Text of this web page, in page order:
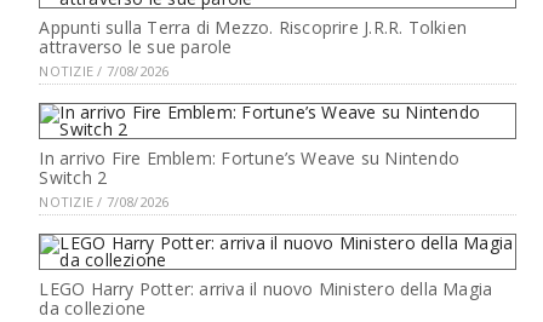
Appunti sulla Terra di Mezzo. Riscoprire J.R.R. Tolkien
attraverso le sue parole
NOTIZIE / 7/08/2026
In arrivo Fire Emblem: Fortune’s Weave su Nintendo
Switch 2
NOTIZIE / 7/08/2026
LEGO Harry Potter: arriva il nuovo Ministero della Magia
da collezione